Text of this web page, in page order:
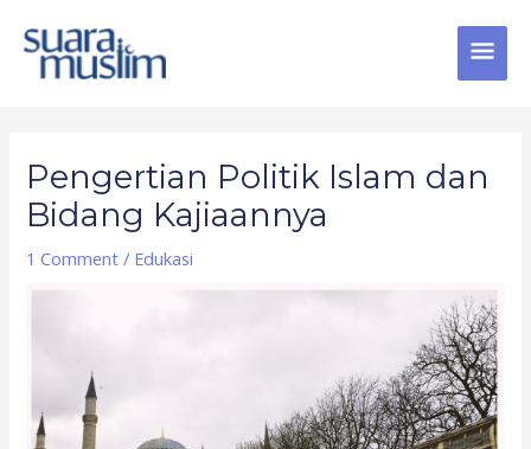
content
Pengertian Politik Islam dan
Bidang Kajiaannya
1 Comment / Edukasi